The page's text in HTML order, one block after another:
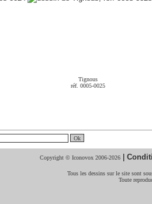
Tignous
réf. 0005-0025
Copyright © Iconovox 2006-2026 |
Tous les dessins sur le site sont
Toute